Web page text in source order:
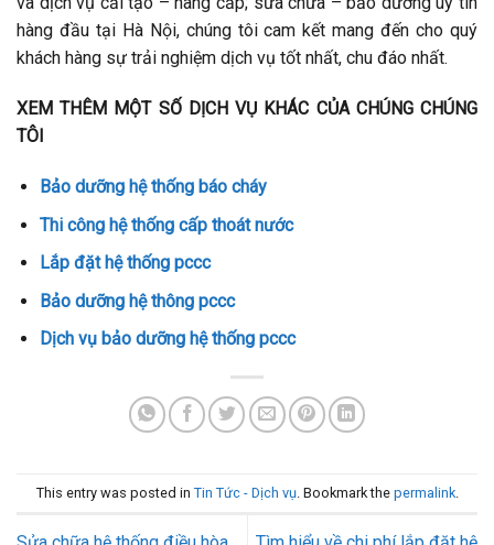
hàng đầu tại Hà Nội, chúng tôi cam kết mang đến cho quý
khách hàng sự trải nghiệm dịch vụ tốt nhất, chu đáo nhất.
XEM THÊM MỘT SỐ DỊCH VỤ KHÁC CỦA CHÚNG CHÚNG
TÔI
Bảo dưỡng hệ thống báo cháy
Thi công hệ thống cấp thoát nước
Lắp đặt hệ thống pccc
Bảo dưỡng hệ thông pccc
Dịch vụ bảo dưỡng hệ thống pccc
This entry was posted in Tin Tức - Dịch vụ. Bookmark the permalink.